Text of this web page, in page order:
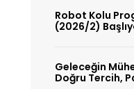
Robot Kolu
(2026/2)
Geleceğin
Doğru Tercih,